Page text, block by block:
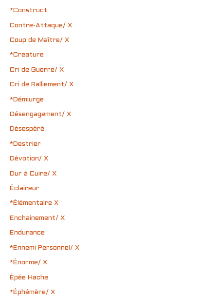
*Construct
Contre-Attaque/ X
Coup de Maître/ X
*Creature
Cri de Guerre/ X
Cri de Ralliement/ X
*Démiurge
Désengagement/ X
Désespéré
*Destrier
Dévotion/ X
Dur à Cuire/ X
Éclaireur
*Élémentaire X
Enchainement/ X
Endurance
*Ennemi Personnel/ X
*Énorme/ X
Épée Hache
*Éphémère/ X